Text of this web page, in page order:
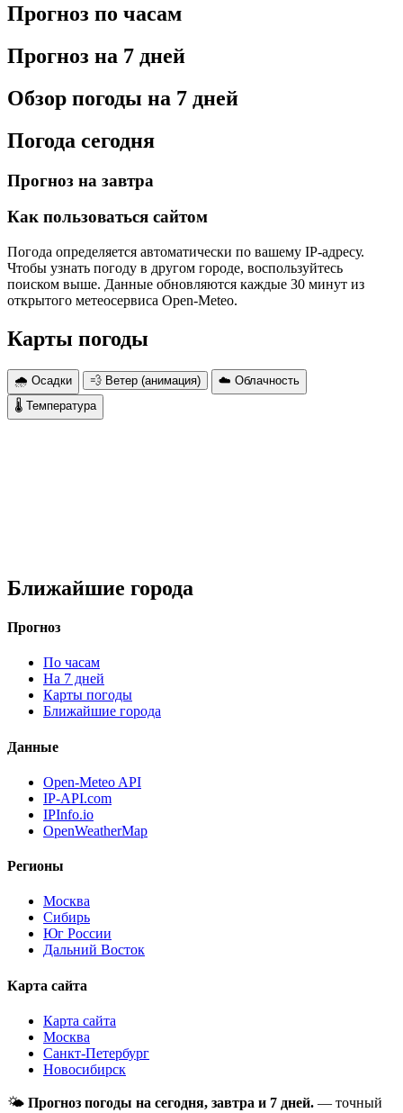
Прогноз по часам
Прогноз на 7 дней
Обзор погоды на 7 дней
Погода сегодня
Прогноз на завтра
Как пользоваться сайтом
Погода определяется автоматически по вашему IP-адресу.
Чтобы узнать погоду в другом городе, воспользуйтесь
поиском выше. Данные обновляются каждые 30 минут из
открытого метеосервиса Open-Meteo.
Карты погоды
🌧 Осадки 💨 Ветер (анимация)
☁️ Облачность
🌡 Температура
Ближайшие города
Прогноз
По часам
На 7 дней
Карты погоды
Ближайшие города
Данные
Open-Meteo API
IP-API.com
IPInfo.io
OpenWeatherMap
Регионы
Москва
Сибирь
Юг России
Дальний Восток
Карта сайта
Карта сайта
Москва
Санкт-Петербург
Новосибирск
🌤 Прогноз погоды на сегодня, завтра и 7 дней. — точный